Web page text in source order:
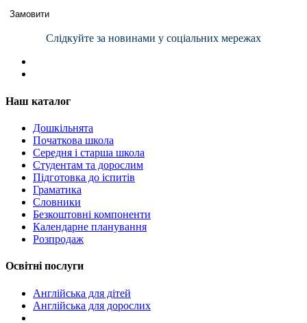
Замовити
Слідкуйте за новинами у соціальних мережах
Наш каталог
Дошкільнята
Початкова школа
Середня і старша школа
Студентам та дорослим
Підготовка до іспитів
Граматика
Словники
Безкоштовні компоненти
Календарне планування
Розпродаж
Освітні послуги
Англійська для дітей
Англійська для дорослих